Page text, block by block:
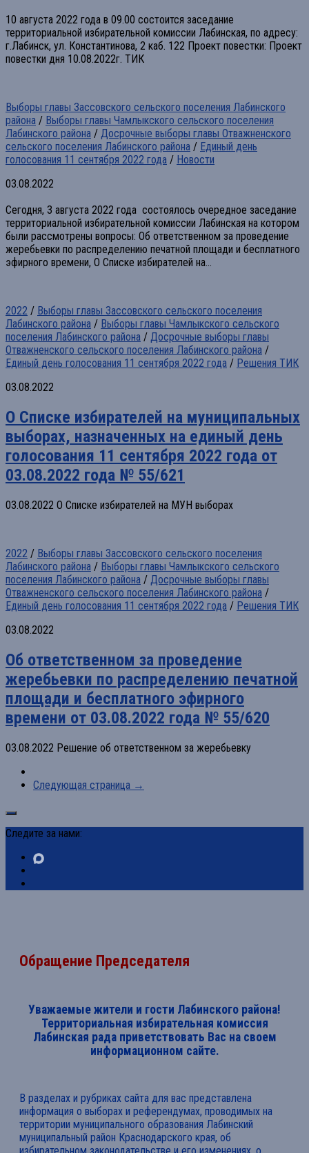
10 августа 2022 года в 09.00 состоится заседание
территориальной избирательной комиссии Лабинская, по адресу:
г.Лабинск, ул. Константинова, 2 каб. 122 Проект повестки: Проект
повестки дня 10.08.2022г. ТИК
Выборы главы Зассовского сельского поселения Лабинского
района / Выборы главы Чамлыкского сельского поселения
Лабинского района / Досрочные выборы главы Отважненского
сельского поселения Лабинского района / Единый день
голосования 11 сентября 2022 года / Новости
03.08.2022
Сегодня, 3 августа 2022 года состоялось очередное заседание
территориальной избирательной комиссии Лабинская на котором
были рассмотрены вопросы: Об ответственном за проведение
жеребьевки по распределению печатной площади и бесплатного
эфирного времени, О Списке избирателей на...
2022 / Выборы главы Зассовского сельского поселения
Лабинского района / Выборы главы Чамлыкского сельского
поселения Лабинского района / Досрочные выборы главы
Отважненского сельского поселения Лабинского района /
Единый день голосования 11 сентября 2022 года / Решения ТИК
03.08.2022
О Списке избирателей на муниципальных
выборах, назначенных на единый день
голосования 11 сентября 2022 года от
03.08.2022 года № 55/621
03.08.2022 О Списке избирателей на МУН выборах
2022 / Выборы главы Зассовского сельского поселения
Лабинского района / Выборы главы Чамлыкского сельского
поселения Лабинского района / Досрочные выборы главы
Отважненского сельского поселения Лабинского района /
Единый день голосования 11 сентября 2022 года / Решения ТИК
03.08.2022
Об ответственном за проведение
жеребьевки по распределению печатной
площади и бесплатного эфирного
времени от 03.08.2022 года № 55/620
03.08.2022 Решение об ответственном за жеребьевку
Следующая страница →
Следите за нами:
Обращение Председателя
Уважаемые жители и гости Лабинского района!
Территориальная избирательная комиссия
Лабинская рада приветствовать Вас на своем
информационном сайте.
В разделах и рубриках сайта для вас представлена
информация о выборах и референдумах, проводимых на
территории муниципального образования Лабинский
муниципальный район Краснодарского края, об